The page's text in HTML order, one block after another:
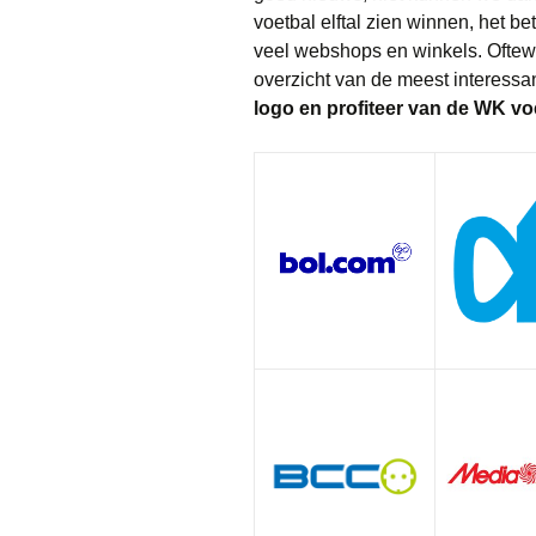
Kleding
Parfum
Vakantie & Dagje
Wonen
voetbal elftal zien winnen, het
veel webshops en winkels.
overzicht van de meest
logo en profiteer van de WK